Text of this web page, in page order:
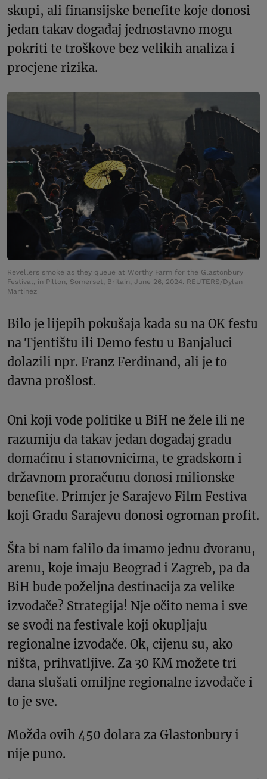
skupi, ali finansijske benefite koje donosi
jedan takav događaj jednostavno mogu
pokriti te troškove bez velikih analiza i
procjene rizika.
Revellers smoke as they queue at Worthy Farm for the Glastonbury
Festival, in Pilton, Somerset, Britain, June 26, 2024. REUTERS/Dylan
Martinez
Bilo je lijepih pokušaja kada su na OK festu
na Tjentištu ili Demo festu u Banjaluci
dolazili npr. Franz Ferdinand, ali je to
davna prošlost.
Oni koji vode politike u BiH ne žele ili ne
razumiju da takav jedan događaj gradu
domaćinu i stanovnicima, te gradskom i
državnom proračunu donosi milionske
benefite. Primjer je Sarajevo Film Festiva
koji Gradu Sarajevu donosi ogroman profit.
Šta bi nam falilo da imamo jednu dvoranu,
arenu, koje imaju Beograd i Zagreb, pa da
BiH bude poželjna destinacija za velike
izvođače? Strategija! Nje očito nema i sve
se svodi na festivale koji okupljaju
regionalne izvođače. Ok, cijenu su, ako
ništa, prihvatljive. Za 30 KM možete tri
dana slušati omiljne regionalne izvođače i
to je sve.
Možda ovih 450 dolara za Glastonbury i
nije puno.